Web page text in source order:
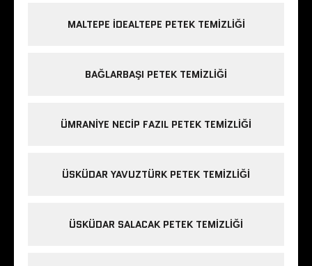
MALTEPE IDEALTEPE PETEK TEMIZLIĞI
BAĞLARBAŞI PETEK TEMIZLIĞI
ÜMRANIYE NECIP FAZIL PETEK TEMIZLIĞI
ÜSKÜDAR YAVUZTÜRK PETEK TEMIZLIĞI
ÜSKÜDAR SALACAK PETEK TEMIZLIĞI